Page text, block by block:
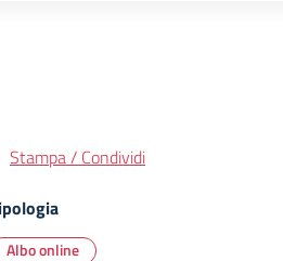
Stampa / Condividi
Albo online